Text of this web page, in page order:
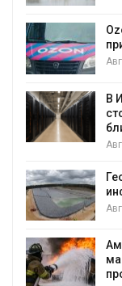
Авг 7, 2026
Авг 7, 2026